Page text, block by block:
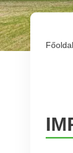
Főoldal